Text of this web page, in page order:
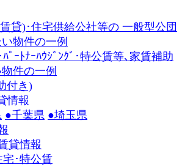
貸)･住宅供給公社等の 一般型公団
物件の一例
ﾟｰﾄﾅｰﾊｳｼﾞﾝｸﾞ･特公賃等､家賃補助
件の一例
付き)
情報
●千葉県 ●埼玉県
貸情報
･特公賃